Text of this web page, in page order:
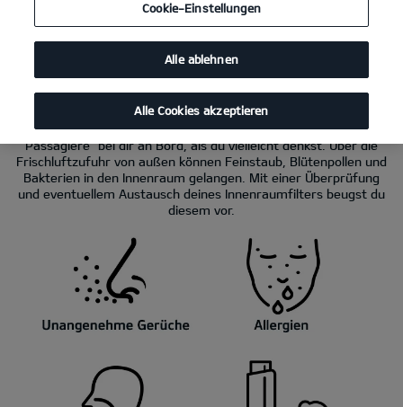
Innenraumfilter
Keine Chance für Pollen, Staub und
Bakterien.
Auch wenn dein Kia sauber aussieht – es gibt mehr „blinde
Passagiere” bei dir an Bord, als du vielleicht denkst. Über die
Frischluftzufuhr von außen können Feinstaub, Blütenpollen und
Bakterien in den Innenraum gelangen. Mit einer Überprüfung
und eventuellem Austausch deines Innenraumfilters beugst du
diesem vor.
Cookie-Einstellungen
Alle ablehnen
Alle Cookies akzeptieren